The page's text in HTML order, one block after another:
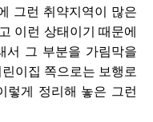
그런 취약지역이 많은
이런 상태이기 때문에
서 그 부분을 가림막을
이집 쪽으로는 보행로
렇게 정리해 놓은 그런